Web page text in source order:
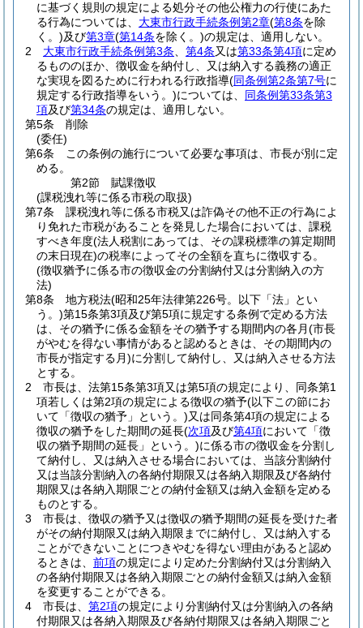
に基づく規則の規定による処分その他公権力の行使にあた
る行為については、 大東市行政手続条例第2章(第8条を除
く。)及び第3章(第14条を除く。)の規定は、適用しない。
2
大東市行政手続条例第3条 第4条又は第33条第4項に定め
るもののほか、徴収金を納付し、又は納入する義務の適正
な実現を図るために行われる行政指導(同条例第2条第7号に
規定する行政指導をいう。)については、 同条例第33条第3
項及び第34条の規定は、適用しない。
第5条
削除
(委任)
第6条
この条例の施行について必要な事項は、市長が別に定
める。
第2節
賦課徴収
(課税洩れ等に係る市税の取扱)
第7条
課税洩れ等に係る市税又は詐偽その他不正の行為によ
り免れた市税があることを発見した場合においては、課税
すべき年度(法人税割にあっては、その課税標準の算定期間
の末日現在)の税率によってその全額を直ちに徴収する。
(徴収猶予に係る市の徴収金の分割納付又は分割納入の方
法)
第8条
地方税法(昭和25年法律第226号。以下「法」とい
う。)第15条第3項及び第5項に規定する条例で定める方法
は、その猶予に係る金額をその猶予する期間内の各月(市長
がやむを得ない事情があると認めるときは、その期間内の
市長が指定する月)に分割して納付し、又は納入させる方法
とする。
2
市長は、法第15条第3項又は第5項の規定により、同条第1
項若しくは第2項の規定による徴収の猶予(以下この節にお
いて「徴収の猶予」という。)又は同条第4項の規定による
徴収の猶予をした期間の延長(次項及び第4項において「徴
収の猶予期間の延長」という。)に係る市の徴収金を分割し
て納付し、又は納入させる場合においては、当該分割納付
又は当該分割納入の各納付期限又は各納入期限及び各納付
期限又は各納入期限ごとの納付金額又は納入金額を定める
ものとする。
3
市長は、徴収の猶予又は徴収の猶予期間の延長を受けた者
がその納付期限又は納入期限までに納付し、又は納入する
ことができないことにつきやむを得ない理由があると認め
るときは、 前項の規定により定めた分割納付又は分割納入
の各納付期限又は各納入期限ごとの納付金額又は納入金額
を変更することができる。
4
市長は、 第2項の規定により分割納付又は分割納入の各納
付期限又は各納入期限及び各納付期限又は各納入期限ごと